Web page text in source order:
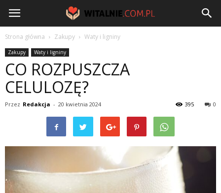
Witalnie.com.pl
Strona główna Zakupy Waty i ligniny
Zakupy Waty i ligniny
CO ROZPUSZCZA
CELULOZĘ?
Przez Redakcja - 20 kwietnia 2024 0
395